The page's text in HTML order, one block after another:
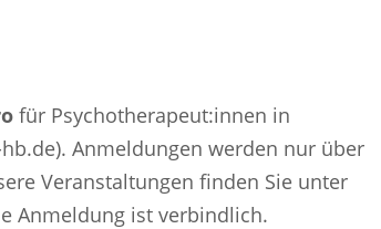
für Psychotherapeut:innen in
Anmeldungen werden nur über
Veranstaltungen finden Sie unter
Anmeldung ist verbindlich.